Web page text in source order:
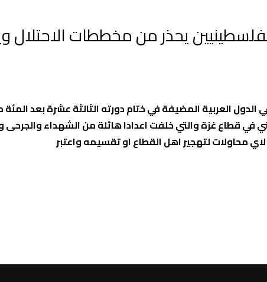
يحذر من مخططات الاحتلال
العربية المضيفة في ختام دورته الثالثة عشرة بعد المئة
في قطاع غزة والتي خلفت اعدادا هائلة من الشهداء
محاولات لتهجير اهل القطاع او تقسيمه واعتبر